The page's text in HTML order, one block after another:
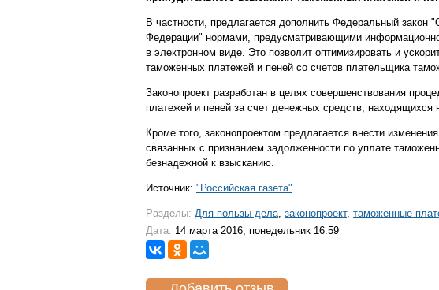
В частности, предлагается дополнить Федеральный закон
Федерации" нормами, предусматривающими
в электронном виде. Это позволит оптимизировать и
таможенных платежей и пеней со счетов плательщика
Законопроект разработан в целях совершенствования
платежей и пеней за счет денежных средств, находящихся
Кроме того, законопроектом предлагается внести
связанных с признанием задолженности по уплате
безнадежной к взысканию.
Источник: "Российская газета"
Разделы: Для пользы дела, законопроект, таможенные
Дата: 14 марта 2016, понедельник 16:59